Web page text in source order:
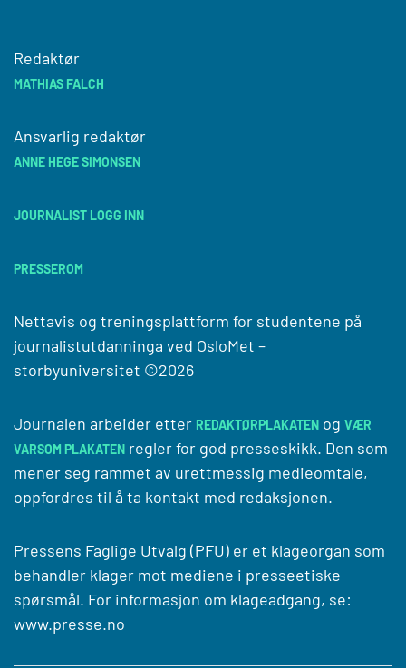
Redaktør
MATHIAS FALCH
Ansvarlig redaktør
ANNE HEGE SIMONSEN
JOURNALIST LOGG INN
PRESSEROM
Nettavis og treningsplattform for studentene på
journalistutdanninga ved OsloMet –
storbyuniversitet ©2026
Journalen arbeider etter REDAKTØRPLAKATEN og VÆR
VARSOM PLAKATEN regler for god presseskikk. Den som
mener seg rammet av urettmessig medieomtale,
oppfordres til å ta kontakt med redaksjonen.
Pressens Faglige Utvalg (PFU) er et klageorgan som
behandler klager mot mediene i presseetiske
spørsmål. For informasjon om klageadgang, se:
www.presse.no